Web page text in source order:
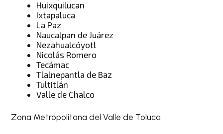
Huixquilucan
Ixtapaluca
La Paz
Naucalpan de Juárez
Nezahualcóyotl
Nicolás Romero
Tecámac
Tlalnepantla de Baz
Tultitlán
Valle de Chalco
Zona Metropolitana del Valle de Toluca